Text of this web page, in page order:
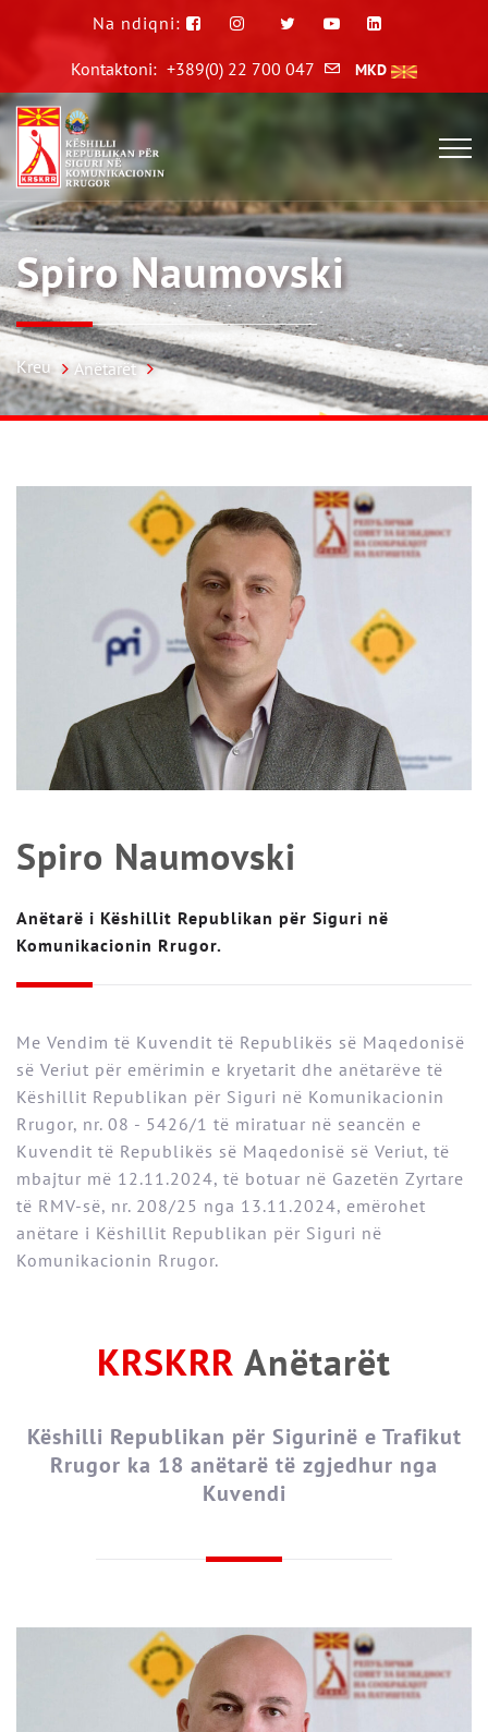
Na ndiqni:
Kontaktoni: +389(0) 22 700 047 MKD
Spiro Naumovski
Kreu Anëtarët
Spiro Naumovski
Anëtarë i Këshillit Republikan për Siguri në
Komunikacionin Rrugor.
Me Vendim të Kuvendit të Republikës së Maqedonisë
së Veriut për emërimin e kryetarit dhe anëtarëve të
Këshillit Republikan për Siguri në Komunikacionin
Rrugor, nr. 08 - 5426/1 të miratuar në seancën e
Kuvendit të Republikës së Maqedonisë së Veriut, të
mbajtur më 12.11.2024, të botuar në Gazetën Zyrtare
të RMV-së, nr. 208/25 nga 13.11.2024, emërohet
anëtare i Këshillit Republikan për Siguri në
Komunikacionin Rrugor.
KRSKRR Anëtarët
Këshilli Republikan për Sigurinë e Trafikut
Rrugor ka 18 anëtarë të zgjedhur nga
Kuvendi